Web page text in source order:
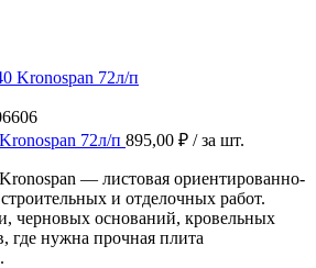
72л/п 895,00 ₽ / за шт.
— листовая ориентированно-
и отделочных работ.
черновых оснований, кровельных
где нужна прочная плита